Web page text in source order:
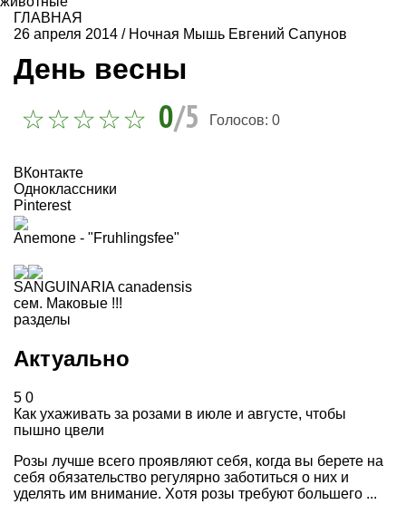
ГЛАВНАЯ
26 апреля 2014 / Ночная Мышь Евгений Сапунов
День весны
0/5 Голосов: 0
ВКонтакте
Одноклассники
Pinterest
Anemone - "Fruhlingsfee"
SANGUINARIA canadensis
сем. Маковые !!!
разделы
Актуально
5 0
Как ухаживать за розами в июле и августе, чтобы
пышно цвели
Розы лучше всего проявляют себя, когда вы берете на
себя обязательство регулярно заботиться о них и
уделять им внимание. Хотя розы требуют большего ...